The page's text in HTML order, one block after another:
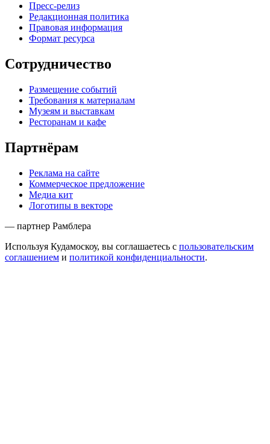
Пресс-релиз
Редакционная политика
Правовая информация
Формат ресурса
Сотрудничество
Размещение событий
Требования к материалам
Музеям и выставкам
Ресторанам и кафе
Партнёрам
Реклама на сайте
Коммерческое предложение
Медиа кит
Логотипы в векторе
— партнер Рамблера
Используя Кудамоскоу, вы соглашаетесь с пользовательским
соглашением и политикой конфиденциальности.